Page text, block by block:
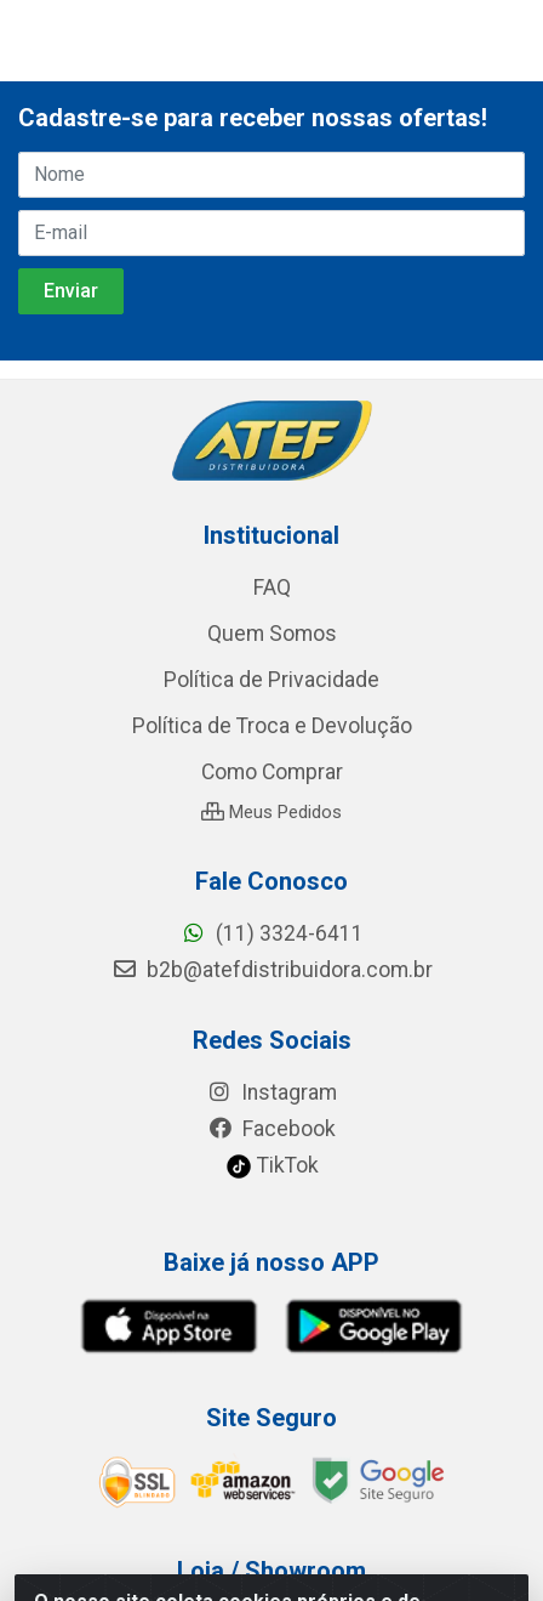
Cadastre-se para receber nossas ofertas!
Institucional
FAQ
Quem Somos
Política de Privacidade
Política de Troca e Devolução
Como Comprar
Meus Pedidos
Fale Conosco
(11) 3324-6411
b2b@atefdistribuidora.com.br
Redes Sociais
Instagram
Facebook
TikTok
Baixe já nosso APP
Site Seguro
Loja / Showroom